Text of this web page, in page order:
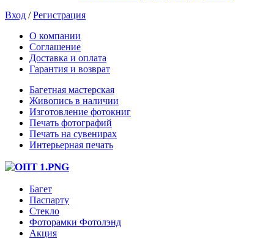
Вход /Регистрация
О компании
Соглашение
Доставка и оплата
Гарантия и возврат
Багетная мастерская
Живопись в наличии
Изготовление фотокниг
Печать фотографий
Печать на сувенирах
Интерьерная печать
Багет
Паспарту
Стекло
Фоторамки Фотолэнд
Акция